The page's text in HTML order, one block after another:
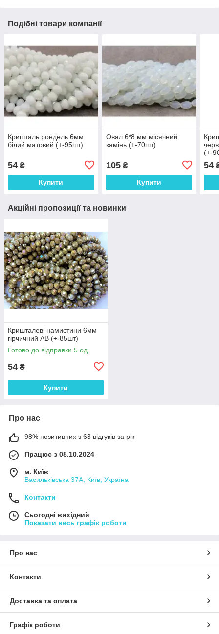
Подібні товари компанії
Кришталь рондель 6мм
білий матовий (+-95шт)
54 ₴
Купити
Овал 6*8 мм місячний
камінь (+-70шт)
105₴
Купити
(+-
54
Акційні пропозиції та новинки
Кришталеві намистини 6мм
гірчичний АВ (+-85шт)
Готово до відправки 5 од.
54 ₴
Купити
Про нас
98% позитивних з 63 відгуків за рік
Працює з 08.10.2024
м. Київ
Васильківська 37А, Київ, Україна
Контакти
Сьогодні вихідний
Показати весь графік роботи
Про нас
Контакти
Доставка та оплата
Графік роботи